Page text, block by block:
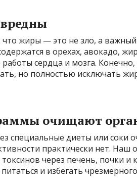
жиры — это не зло, а
в орехах, авокадо,
сердца и мозга.
но полностью исключать
очищают
специальные диеты или соки
практически нет. Наш
через печень, почки
и избегать